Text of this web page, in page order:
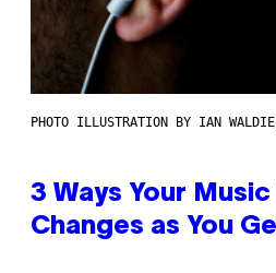
PHOTO ILLUSTRATION BY IAN
3 Ways Your
Changes as You